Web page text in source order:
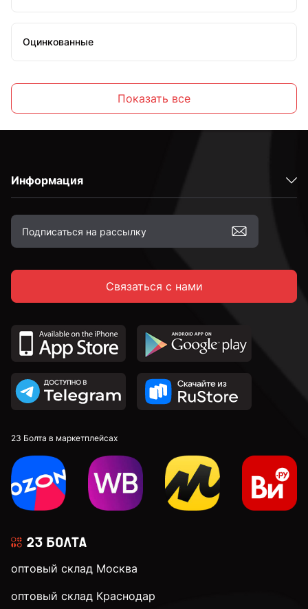
Оцинкованные
С неполной резьбой
к.п. 4,8
к.п. 8,8
к.п. 10,9
к.п. 12,9
М4
Показать все
Информация
Связаться с нами
23 Болта в маркетплейсах
оптовый склад Москва
оптовый склад Краснодар